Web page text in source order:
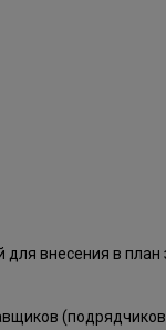
для внесения в